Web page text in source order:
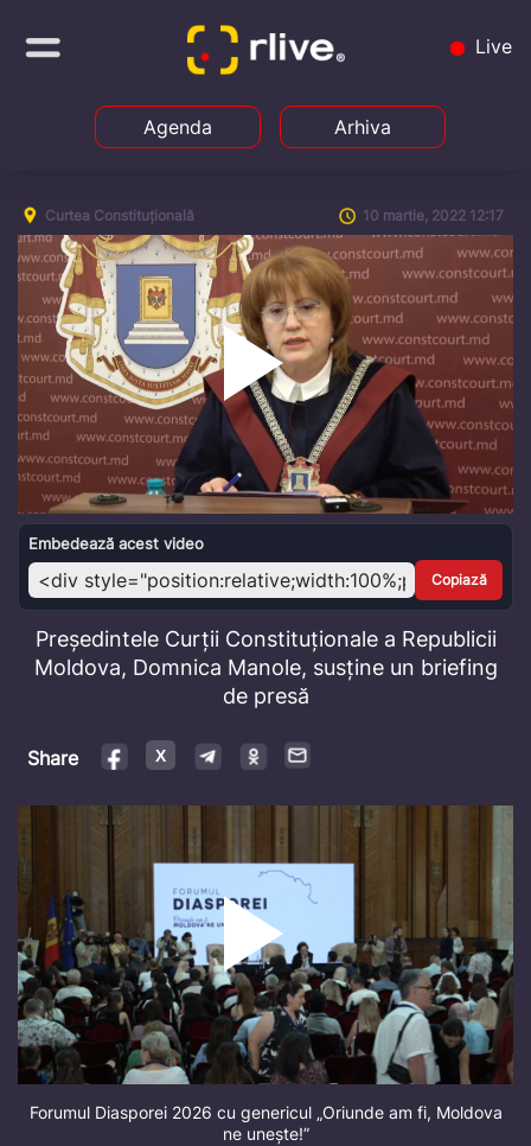
Live
Agenda Arhiva
Curtea Constituțională 10 martie, 2022 12:17
Play
Video
Embedează acest video
Copiază
Președintele Curții Constituționale a Republicii
Moldova, Domnica Manole, susține un briefing
de presă
Share
Forumul Diasporei 2026 cu genericul „Oriunde am fi, Moldova
ne unește!”